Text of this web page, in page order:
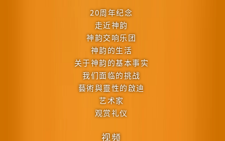
20周年纪念
走近神韵
神韵交响乐团
神韵的生活
关于神韵的基本事实
我们面临的挑战
藝術與靈性的啟迪
艺术家
观赏礼仪
视频